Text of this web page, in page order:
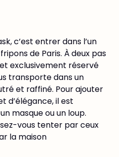
c’est entrer dans l’un
de Paris. À deux pas
exclusivement réservé
transporte dans un
et raffiné. Pour ajouter
d’élégance, il est
masque ou un loup.
vous tenter par ceux
la maison